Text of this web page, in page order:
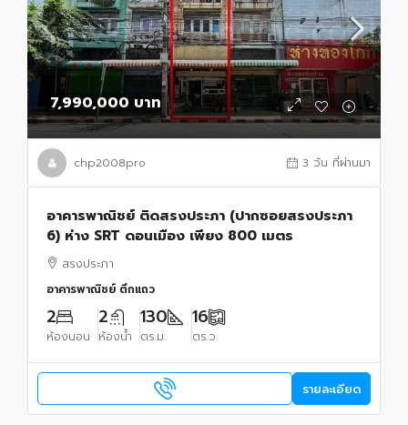
7,990,000 บาท
chp2008pro 3 วัน ที่ผ่านมา
อาคารพาณิชย์ ติดสรงประภา (ปากซอยสรงประภา
6) ห่าง SRT ดอนเมือง เพียง 800 เมตร
สรงประภา
อาคารพาณิชย์ ตึกแถว
2
ห้องนอน
2
ห้องน้ำ
130
ตร.ม.
16
ตร.ว.
รายละเอียด